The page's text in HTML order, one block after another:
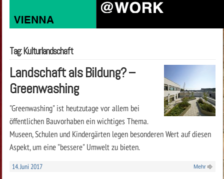
Tag: Kulturlandschaft
Landschaft als Bildung? –
Greenwashing
"Greenwashing" ist heutzutage vor allem bei
öffentlichen Bauvorhaben ein wichtiges Thema.
Museen, Schulen und Kindergärten legen besonderen Wert auf diesen
Aspekt, um eine "bessere" Umwelt zu bieten.
14. Juni 2017 Mehr